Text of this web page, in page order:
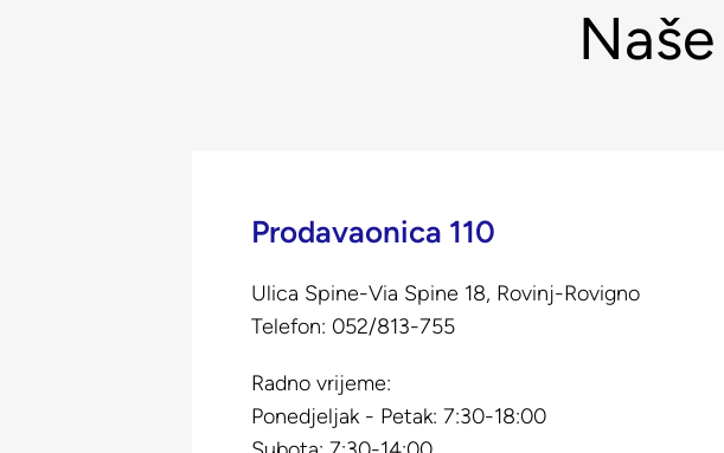
Prodavaonica 110
Ulica Spine-Via Spine 18, Rovinj-Rovigno
Telefon: 052/813-755
Radno vrijeme:
Ponedjeljak - Petak: 7:30-18:00